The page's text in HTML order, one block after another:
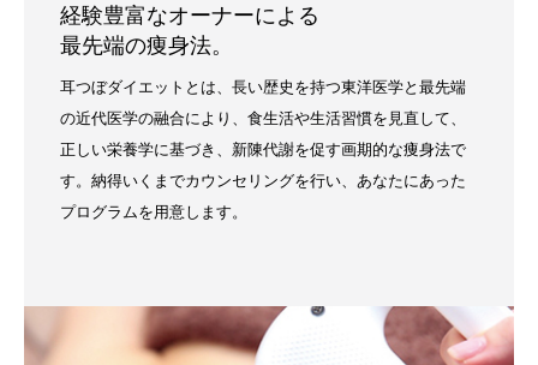
経験豊富なオーナーによる
最先端の痩身法。
耳つぼダイエットとは、長い歴史を持つ東洋医学と最先端
の近代医学の融合により、食生活や生活習慣を見直して、
正しい栄養学に基づき、新陳代謝を促す画期的な痩身法で
す。納得いくまでカウンセリングを行い、あなたにあった
プログラムを用意します。